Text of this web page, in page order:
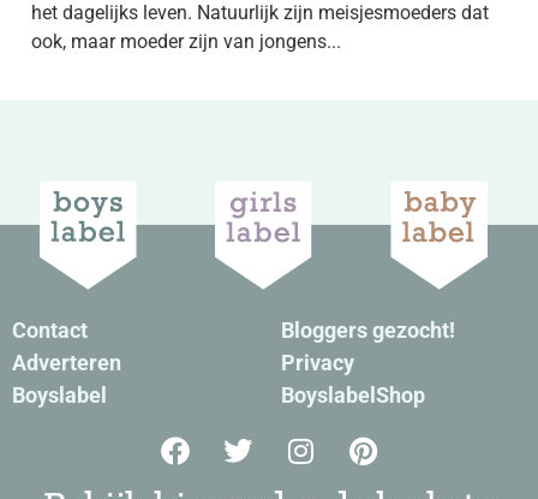
het dagelijks leven. Natuurlijk zijn meisjesmoeders dat
ook, maar moeder zijn van jongens...
Contact
Adverteren
Boyslabel
Bloggers gezocht!
Privacy
BoyslabelShop